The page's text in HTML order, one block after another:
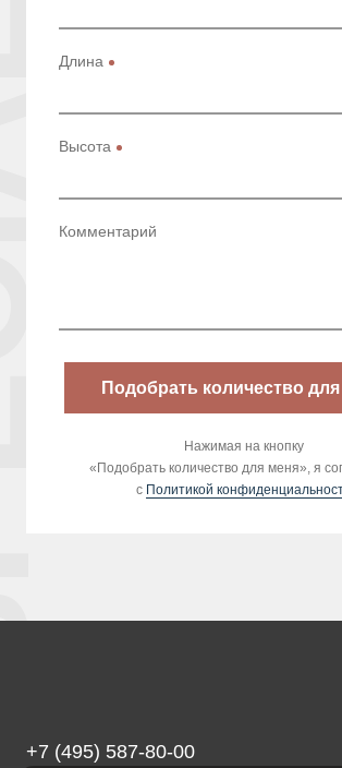
Длина
Высота
Комментарий
Подобрать количество
Нажимая на кнопку
«Подобрать количество для меня», я
с Политикой
+7 (495) 587-80-00